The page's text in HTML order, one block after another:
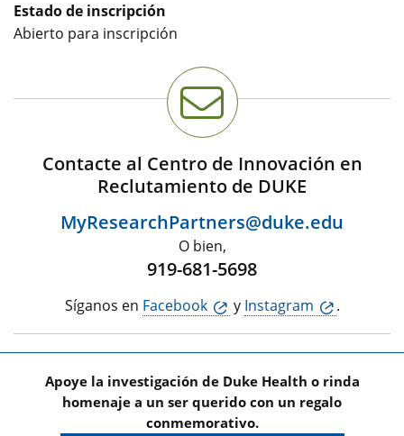
Estado de inscripción
Abierto para inscripción
Contacte al Centro de Innovación en
Reclutamiento de DUKE
MyResearchPartners@duke.edu
O bien,
919-681-5698
Síganos en Facebook y Instagram .
Apoye la investigación de Duke Health o rinda
homenaje a un ser querido con un regalo
conmemorativo.